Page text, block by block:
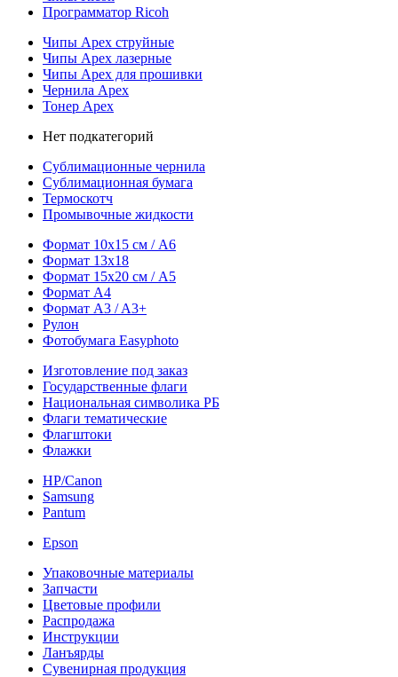
Программатор Ricoh
Чипы Apex струйные
Чипы Apex лазерные
Чипы Apex для прошивки
Чернила Apex
Тонер Apex
Нет подкатегорий
Сублимационные чернила
Сублимационная бумага
Термоскотч
Промывочные жидкости
Формат 10х15 см / A6
Формат 13х18
Формат 15х20 см / A5
Формат А4
Формат A3 / A3+
Рулон
Фотобумага Easyphoto
Изготовление под заказ
Государственные флаги
Национальная символика РБ
Флаги тематические
Флагштоки
Флажки
HP/Canon
Samsung
Pantum
Epson
Упаковочные материалы
Запчасти
Цветовые профили
Распродажа
Инструкции
Ланъярды
Сувенирная продукция